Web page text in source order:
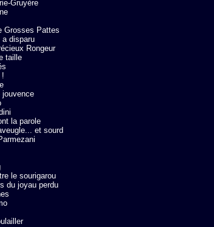
Gruyère
Grosses Pattes
a disparu
Rongeur
taille
!
jouvence
la parole
et sourd
le sourigarou
du joyau perdu